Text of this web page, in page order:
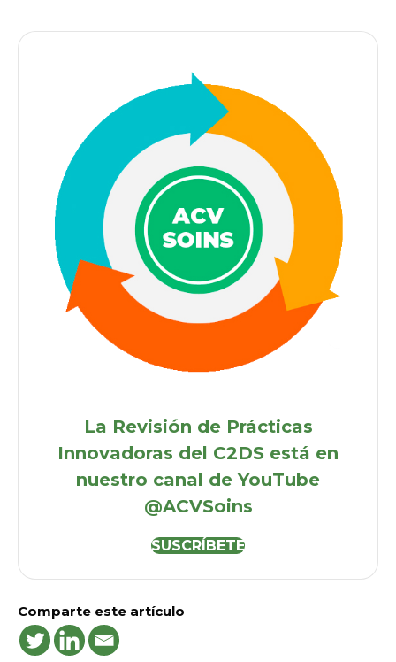
La Revisión de Prácticas
Innovadoras del C2DS está en
nuestro canal de YouTube
@ACVSoins
SUSCRÍBETE
Comparte este artículo